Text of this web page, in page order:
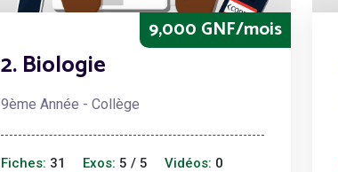
9,000 GNF/mois
2. Biologie
9ème Année - Collège
Fiches: 31 Exos: 5 / 5 Vidéos: 0